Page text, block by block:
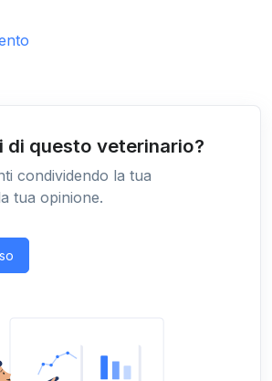
di questo veterinario?
condividendo la tua
tua opinione.